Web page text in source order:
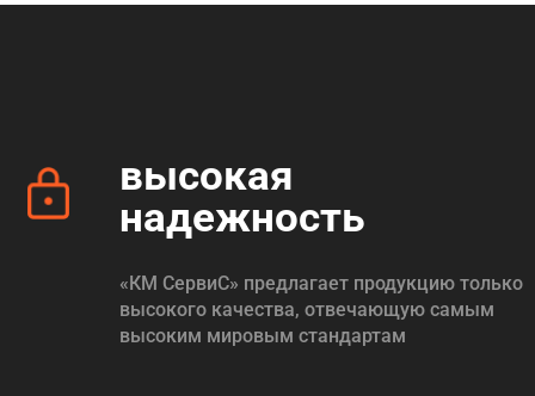
высокая
надежность
«КМ СервиС» предлагает продукцию только
высокого качества, отвечающую самым
высоким мировым стандартам